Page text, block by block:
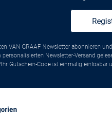
VAN GRAAF Newsletter abonnieren
Newsletter-Versand
Gutschein-Code ist einmalig